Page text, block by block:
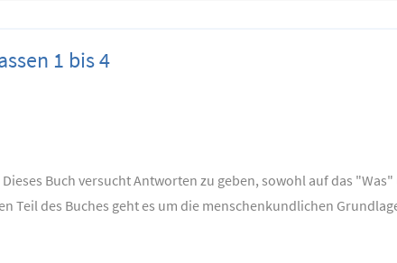
1 bis 4
Buch versucht Antworten zu geben, sowohl auf das
Teil des Buches geht es um die menschenkundlichen